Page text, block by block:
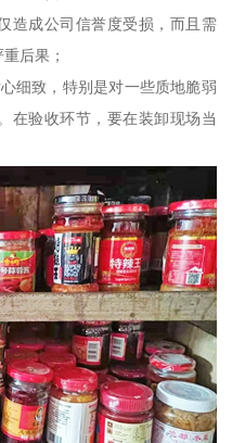
造成公司信誉度受损，而且需
后果；
细致，特别是对一些质地脆弱
在验收环节，要在装卸现场当